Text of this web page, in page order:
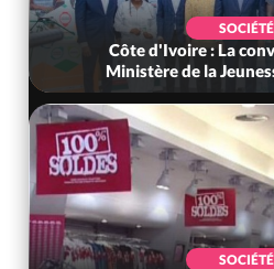
SOCIÉTÉ
Côte d'Ivoire : La
Ministère de la
SOCIÉTÉ